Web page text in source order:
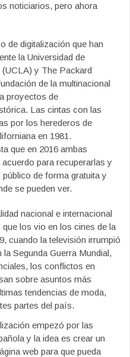
noticiarios, pero ahora
de digitalización que han
la Universidad de
y The Packard
de la multinacional
proyectos de
Las cintas con las
por los herederos de
en 1981.
que en 2016 ambas
para recuperarlas y
de forma gratuita y
se pueden ver.
nacional e internacional
los vio en los cines de la
cuando la televisión irrumpió
Segunda Guerra Mundial,
los conflictos en
sobre asuntos más
tendencias de moda,
partes del país.
empezó por las
y la idea es crear un
web para que pueda